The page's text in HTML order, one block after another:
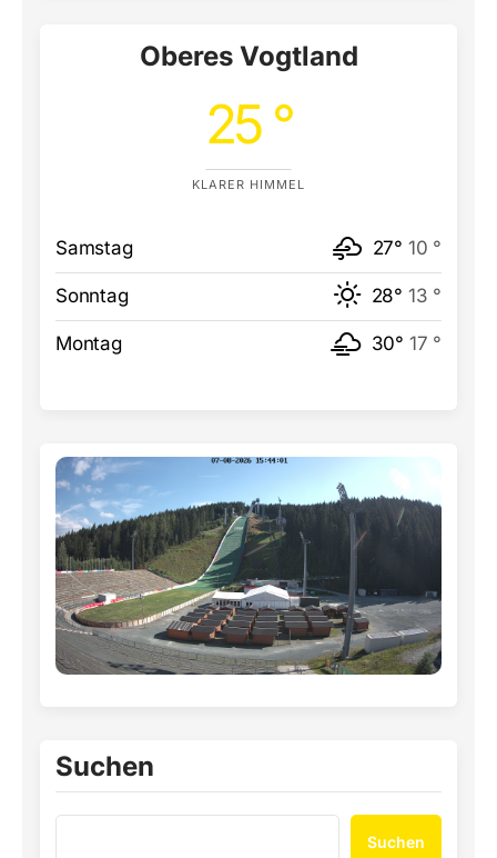
Oberes Vogtland
25 °
KLARER HIMMEL
Samstag 27° 10 °
Sonntag 28° 13 °
Montag 30° 17 °
Suchen
Suchen